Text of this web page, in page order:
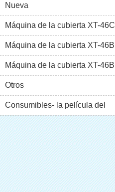
Nueva
Máquina de la cubierta XT-46C
Máquina de la cubierta XT-46B
(i)Máquina de la cubierta XT-46B
(II)
Otros
Consumibles- la película del
pvc